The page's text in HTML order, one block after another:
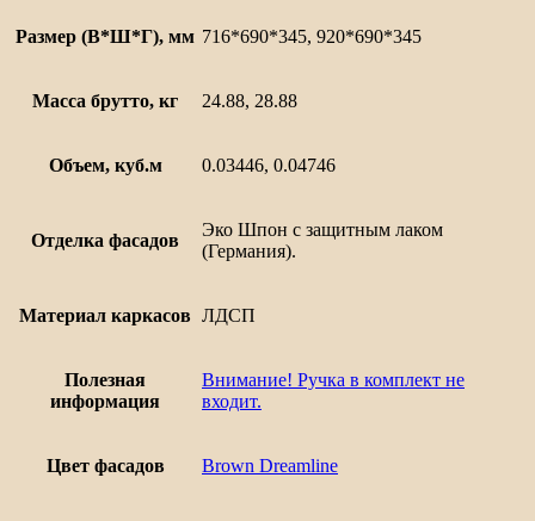
Размер (В*Ш*Г), мм 716*690*345, 920*690*345
Масса брутто, кг 24.88, 28.88
Объем, куб.м 0.03446, 0.04746
Отделка фасадов
Эко Шпон с защитным лаком
(Германия).
Материал каркасов ЛДСП
Полезная
информация
Внимание! Ручка в комплект не
входит.
Цвет фасадов Brown Dreamline